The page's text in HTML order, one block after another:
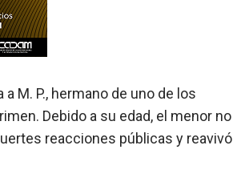
M. P., hermano de uno de los
Debido a su edad, el menor no
reacciones públicas y reavivó